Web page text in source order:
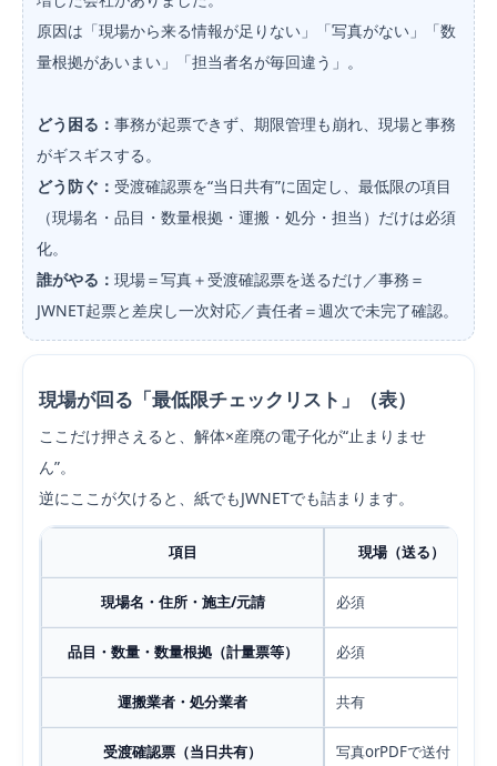
原因は「現場から来る情報が足りない」「写真がない」「数
量根拠があいまい」「担当者名が毎回違う」。
どう困る： 事務が起票できず、期限管理も崩れ、現場と事務
がギスギスする。
どう防ぐ： 受渡確認票を“当日共有”に固定し、最低限の項目
（現場名・品目・数量根拠・運搬・処分・担当）だけは必須
化。
誰がやる： 現場＝写真＋受渡確認票を送るだけ／事務＝
JWNET起票と差戻し一次対応／責任者＝週次で未完了確認。
現場が回る「最低限チェックリスト」（表）
ここだけ押さえると、解体×産廃の電子化が“止まりませ
ん”。
逆にここが欠けると、紙でもJWNETでも詰まります。
項目 現場（送る）
現場名・住所・施主/元請 必須
品目・数量・数量根拠（計量票等） 必須
運搬業者・処分業者 共有
受渡確認票（当日共有） 写真orPDFで送付